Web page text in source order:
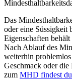
Das
oder eine Süssigkeit
Eigenschaften
Nach Ablauf des
weiterhin problemlos
Geschmack oder
zum MHD findest